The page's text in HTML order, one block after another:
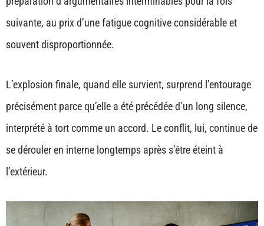
suivante, au prix d’une fatigue cognitive considérable et
souvent disproportionnée.
L’explosion finale, quand elle survient, surprend l’entourage
précisément parce qu’elle a été précédée d’un long silence,
interprété à tort comme un accord. Le conflit, lui, continue de
se dérouler en interne longtemps après s’être éteint à
l’extérieur.